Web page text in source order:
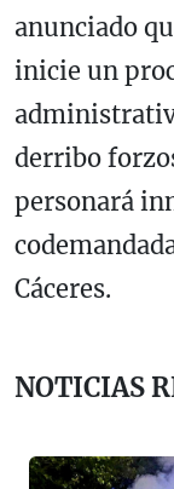
anunciado
inicie un
derribo
personará
Cáceres.
NOTICIAS